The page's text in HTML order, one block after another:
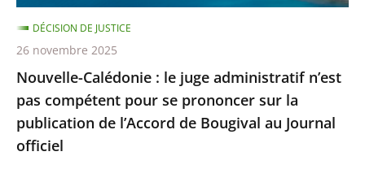
pour
se
prononcer
sur
la
publication
de
Nouvelle-Calédonie : le juge administratif n’est
pas compétent pour se prononcer sur la
publication de l’Accord de Bougival au Journal
officiel
DÉCISION DE JUSTICE
26 novembre 2025